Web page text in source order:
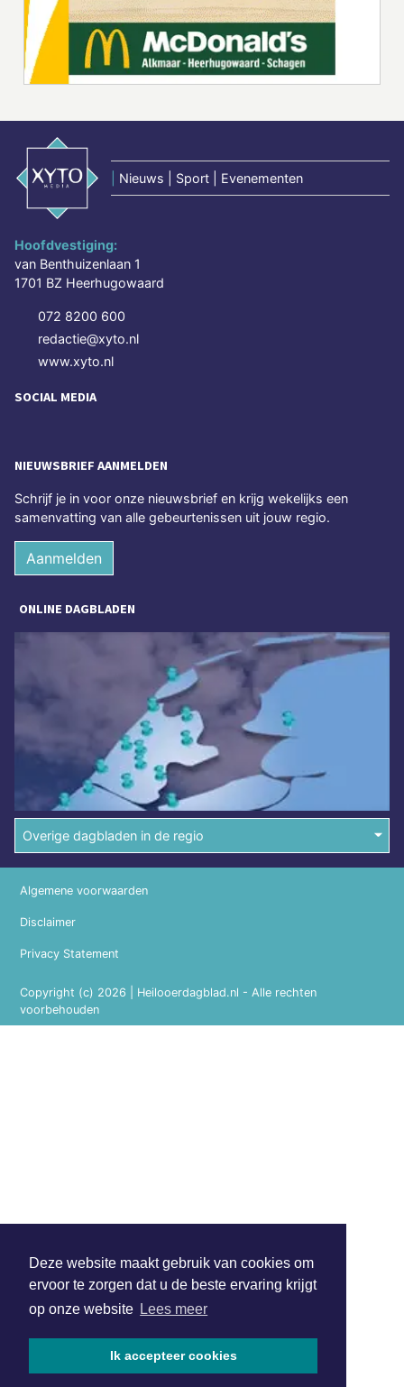
Deze website maakt gebruik van cookies om
ervoor te zorgen dat u de beste ervaring krijgt
op onze website Lees meer
Ik accepteer cookies
Nieuws | Sport | Evenementen
Hoofdvestiging:
van Benthuizenlaan 1
1701 BZ Heerhugowaard
072 8200 600
redactie@xyto.nl
www.xyto.nl
SOCIAL MEDIA
NIEUWSBRIEF AANMELDEN
Schrijf je in voor onze nieuwsbrief en krijg wekelijks een
samenvatting van alle gebeurtenissen uit jouw regio.
Aanmelden
ONLINE DAGBLADEN
Overige dagbladen in de regio
Copyright (c) 2026 | Heilooerdagblad.nl - Alle rechten
voorbehouden
Algemene voorwaarden
Disclaimer
Privacy Statement